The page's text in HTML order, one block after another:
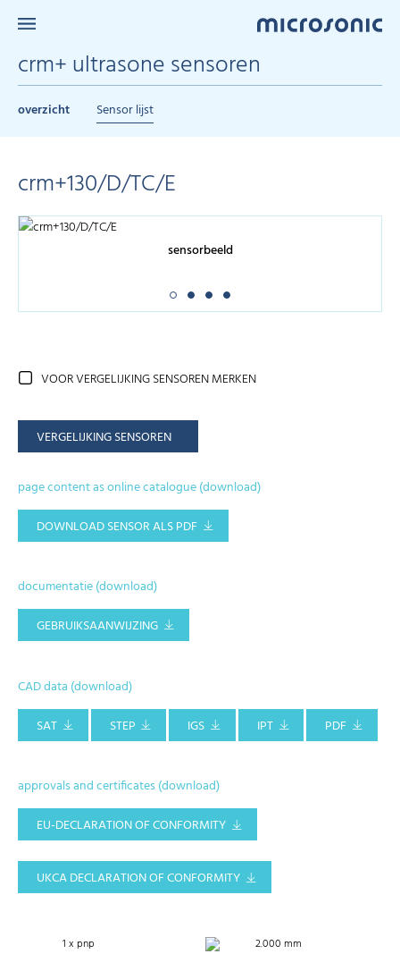
crm+ ultrasone sensoren
overzicht Sensor lijst
crm+130/D/TC/E
sensorbeeld
VOOR VERGELIJKING SENSOREN MERKEN
VERGELIJKING SENSOREN
page content as online catalogue (download)
DOWNLOAD SENSOR ALS PDF
documentatie (download)
GEBRUIKSAANWIJZING
CAD data (download)
SAT
STEP IGS IPT PDF
approvals and certificates (download)
EU-DECLARATION OF CONFORMITY
UKCA DECLARATION OF CONFORMITY
1 x pnp
2.000 mm